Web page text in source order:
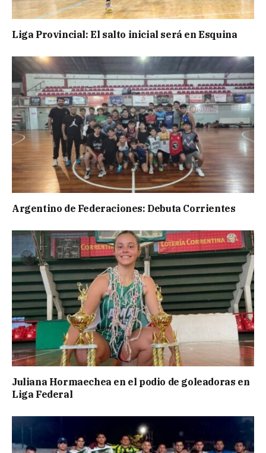
Liga Provincial: El salto inicial será en Esquina
Argentino de Federaciones: Debuta Corrientes
Juliana Hormaechea en el podio de goleadoras en
Liga Federal